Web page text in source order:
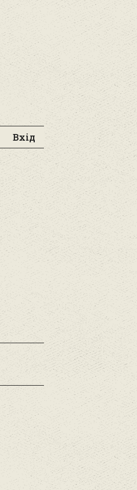
Вхід